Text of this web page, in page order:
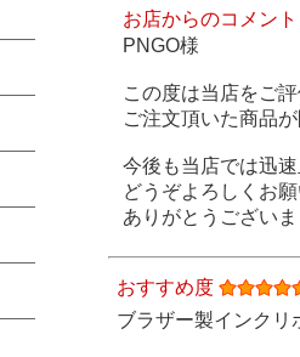
お店からのコメント
PNGO様
この度は当店をご
ご注文頂いた商品
今後も当店では迅
どうぞよろしくお
ありがとうござい
おすすめ度
ブラザー製インク